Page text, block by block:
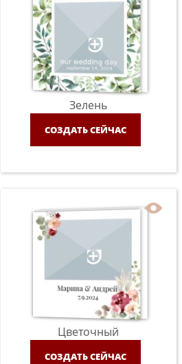
Зелень
СОЗДАТЬ СЕЙЧАС
Цветочный
СОЗДАТЬ СЕЙЧАС